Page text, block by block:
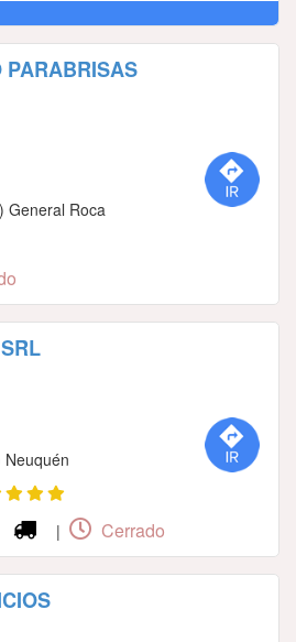
PARABRISAS
General Roca
| Cerrado